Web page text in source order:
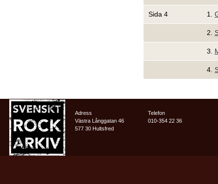
Sida 4 1.
2.
3.
4.
Adress
Västra Långgatan 46
577 30 Hultsfred
Telefon
010-354 22 36